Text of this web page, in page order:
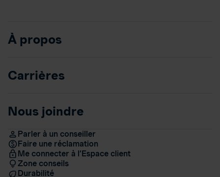
À propos
Carrières
Nous joindre
Parler à un conseiller
Faire une réclamation
Me connecter à l’Espace client
Zone conseils
Durabilité